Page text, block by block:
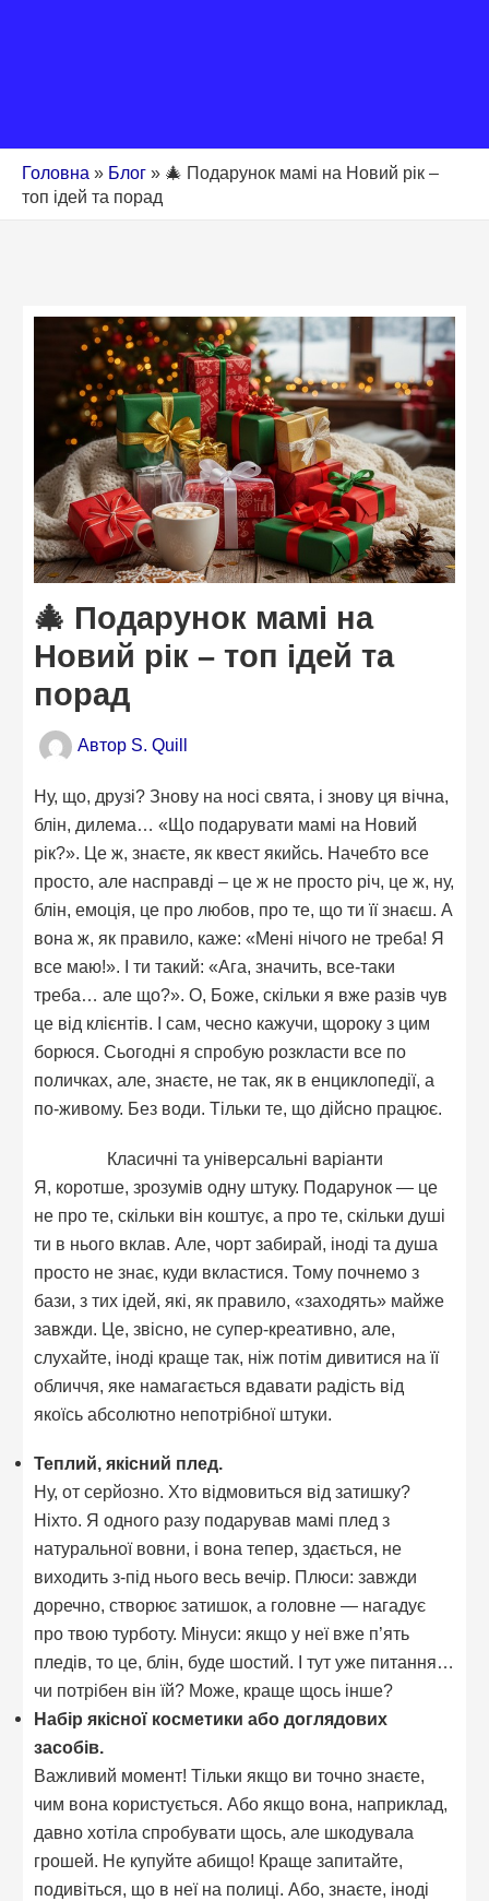
Головна » Блог » 🎄 Подарунок мамі на Новий рік –
топ ідей та порад
🎄 Подарунок мамі на
Новий рік – топ ідей та
порад
Автор S. Quill
Ну, що, друзі? Знову на носі свята, і знову ця вічна,
блін, дилема… «Що подарувати мамі на Новий
рік?». Це ж, знаєте, як квест якийсь. Начебто все
просто, але насправді – це ж не просто річ, це ж, ну,
блін, емоція, це про любов, про те, що ти її знаєш. А
вона ж, як правило, каже: «Мені нічого не треба! Я
все маю!». І ти такий: «Ага, значить, все-таки
треба… але що?». О, Боже, скільки я вже разів чув
це від клієнтів. І сам, чесно кажучи, щороку з цим
борюся. Сьогодні я спробую розкласти все по
поличках, але, знаєте, не так, як в енциклопедії, а
по-живому. Без води. Тільки те, що дійсно працює.
Класичні та універсальні варіанти
Я, коротше, зрозумів одну штуку. Подарунок — це
не про те, скільки він коштує, а про те, скільки душі
ти в нього вклав. Але, чорт забирай, іноді та душа
просто не знає, куди вкластися. Тому почнемо з
бази, з тих ідей, які, як правило, «заходять» майже
завжди. Це, звісно, не супер-креативно, але,
слухайте, іноді краще так, ніж потім дивитися на її
обличчя, яке намагається вдавати радість від
якоїсь абсолютно непотрібної штуки.
Теплий, якісний плед.
Ну, от серйозно. Хто відмовиться від затишку?
Ніхто. Я одного разу подарував мамі плед з
натуральної вовни, і вона тепер, здається, не
виходить з-під нього весь вечір. Плюси: завжди
доречно, створює затишок, а головне — нагадує
про твою турботу. Мінуси: якщо у неї вже п’ять
пледів, то це, блін, буде шостий. І тут уже питання…
чи потрібен він їй? Може, краще щось інше?
Набір якісної косметики або доглядових
засобів.
Важливий момент! Тільки якщо ви точно знаєте,
чим вона користується. Або якщо вона, наприклад,
давно хотіла спробувати щось, але шкодувала
грошей. Не купуйте абищо! Краще запитайте,
подивіться, що в неї на полиці. Або, знаєте, іноді